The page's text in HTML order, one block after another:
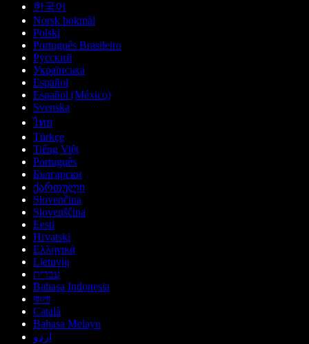
한국어
Norsk bokmål
Polski
Português Brasileiro
Русский
Українська
Español
Español (México)
Svenska
ไทย
Türkçe
Tiếng Việt
Português
Български
ქართული
Slovenčina
Slovenščina
Eesti
Hrvatski
Ελληνικά
Lietuvių
עברית
Bahasa Indonesia
বাংলা
Català
Bahasa Melayu
اردو